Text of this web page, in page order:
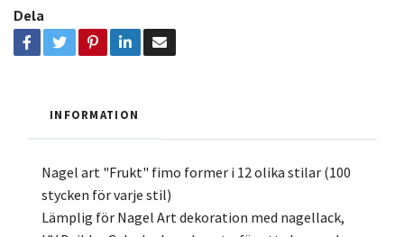
Dela
INFORMATION
Nagel art "Frukt" fimo former i 12 olika stilar (100
stycken för varje stil)
Lämplig för Nagel Art dekoration med nagellack,